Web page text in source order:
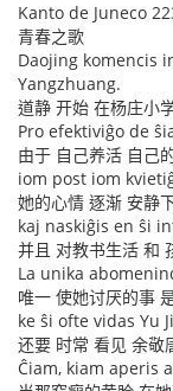
Kanto de Juneco
青春之歌
Daojing komencis
Yangzhuang.
道静 开始 在杨庄小
Pro efektiviĝo de
由于 自己养活 自己
iom post iom
她的心情 逐渐 安静
kaj naskiĝis en ŝi
并且 对教书生活 和
La unika
唯一 使她讨厌的事
ke ŝi ofte vidas Yu
还要 时常 看见 余敬
Ĉiam, kiam aperis